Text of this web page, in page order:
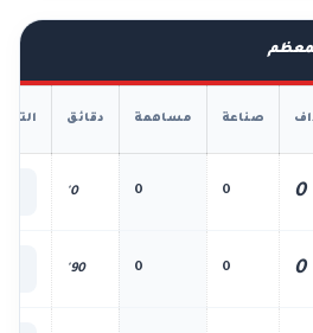
صناعة مساهمة دقائق
0
0
0
0'
0
0
0
90'